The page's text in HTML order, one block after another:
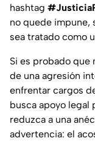
hashtag
no quede impune,
sea tratado como
Si es probado que
de una agresión
enfrentar cargos
busca apoyo legal
reduzca a una
advertencia: el